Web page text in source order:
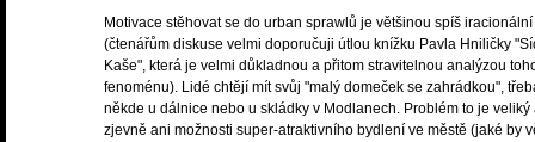
Motivace stěhovat se do urban sprawlů je většinou spíš iracionální
(čtenářům diskuse velmi doporučuji útlou knížku Pavla Hniličky
Kaše", která je velmi důkladnou a přitom stravitelnou analýzou
fenoménu). Lidé chtějí mít svůj "malý domeček se zahrádkou",
někde u dálnice nebo u skládky v Modlanech. Problém to je veliký
zjevně ani možnosti super-atraktivního bydlení ve městě (jaké by